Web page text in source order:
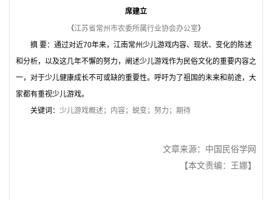
席建立
（江苏省常州市农委所属行业协会办公室）
摘 要：通过对近70年来，江南常州少儿游戏内容、现状、变化的陈述
和分析，以及这几年不懈的努力，阐述少儿游戏作为民俗文化的重要内容之
一，对于少儿健康成长不可或缺的重要性。呼吁为了祖国的未来和前途，大
家都有重视少儿游戏。
关键词： 少儿游戏概述；内容；蜕变；努力；期待
文章来源：中国民俗学网
【本文责编：王娜】